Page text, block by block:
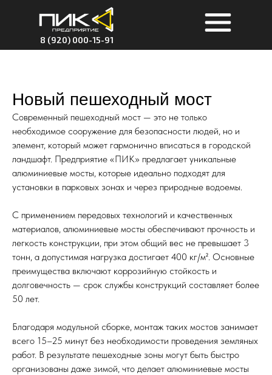
8 (920) 000-15-91
Новый пешеходный мост
Современный пешеходный мост — это не только
необходимое сооружение для безопасности людей, но и
элемент, который может гармонично вписаться в городской
ландшафт. Предприятие «ПИК» предлагает уникальные
алюминиевые мосты, которые идеально подходят для
установки в парковых зонах и через природные водоемы.
С применением передовых технологий и качественных
материалов, алюминиевые мосты обеспечивают прочность и
легкость конструкции, при этом общий вес не превышает 3
тонн, а допустимая нагрузка достигает 400 кг/м². Основные
преимущества включают коррозийную стойкость и
долговечность — срок службы конструкций составляет более
50 лет.
Благодаря модульной сборке, монтаж таких мостов занимает
всего 15–25 минут без необходимости проведения земляных
работ. В результате пешеходные зоны могут быть быстро
организованы даже зимой, что делает алюминиевые мосты